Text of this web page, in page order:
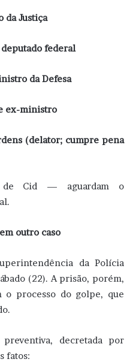
da Justiça
deputado federal
da Defesa
ex-ministro
(delator; cumpre pena
Cid — aguardam o
outro caso
da Polícia
(22). A prisão, porém,
o processo do golpe, que
decretada por
fatos: